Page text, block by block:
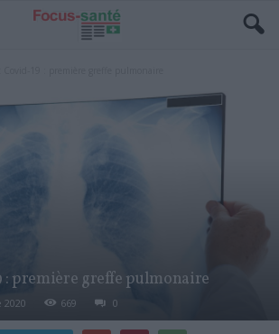
: première greffe pulmonaire
669 0